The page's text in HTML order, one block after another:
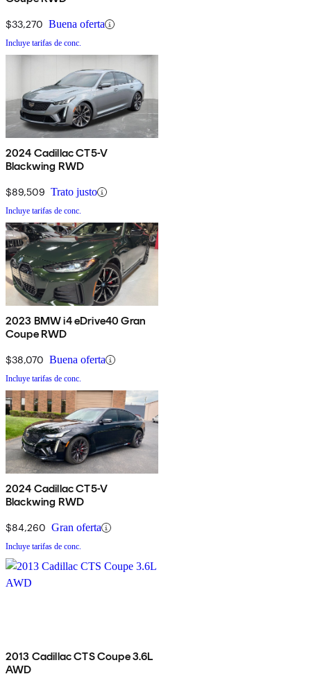
$33,270 Buena oferta
Incluye tarifas de conc.
2024 Cadillac CT5-V
Blackwing RWD
$89,509 Trato justo
Incluye tarifas de conc.
2023 BMW i4 eDrive40 Gran
Coupe RWD
$38,070 Buena oferta
Incluye tarifas de conc.
2024 Cadillac CT5-V
Blackwing RWD
$84,260 Gran oferta
Incluye tarifas de conc.
2013 Cadillac CTS Coupe 3.6L
AWD